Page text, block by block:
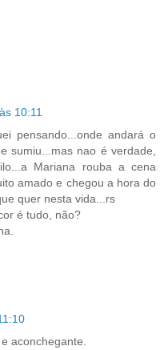
10:11
pensando...onde andará o
sumiu...mas nao é verdade,
Mariana rouba a cena
amado e chegou a hora do
quer nesta vida...rs
é tudo, não?
aconchegante.